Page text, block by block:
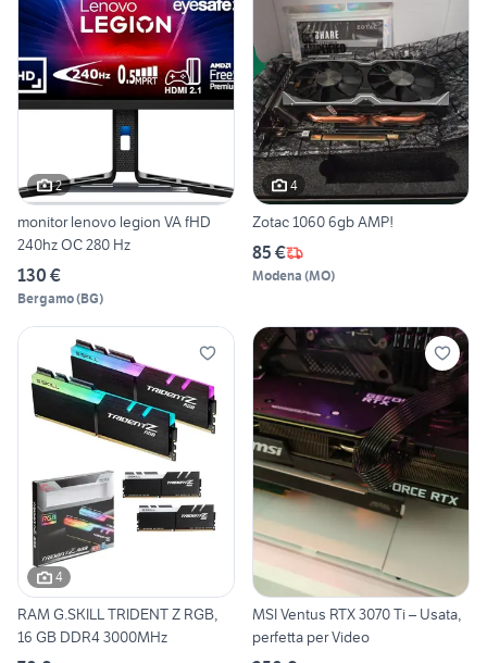
2
monitor lenovo legion VA fHD
240hz OC 280 Hz
130 €
Bergamo(BG)
4
Zotac 1060 6gb AMP!
85 €
Modena (MO)
4
RAM G.SKILL TRIDENT Z RGB,
16 GB DDR4 3000MHz
MSI Ventus RTX 3070 Ti – Usata,
perfetta per Video